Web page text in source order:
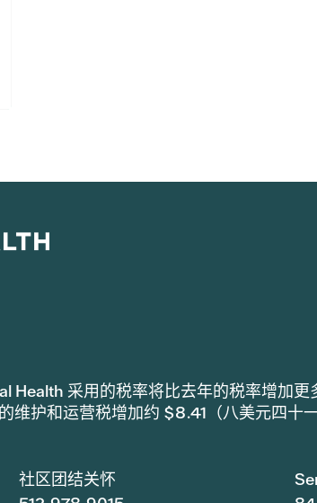
Health 采用的税率将比去年的税率增加
维护和运营税增加约 $8.41（八美元四十
社区团结关怀